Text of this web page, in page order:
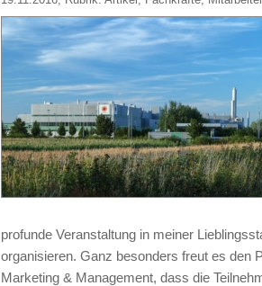
profunde Veranstaltung in meiner
organisieren. Ganz besonders freut es den
Marketing & Management, dass die